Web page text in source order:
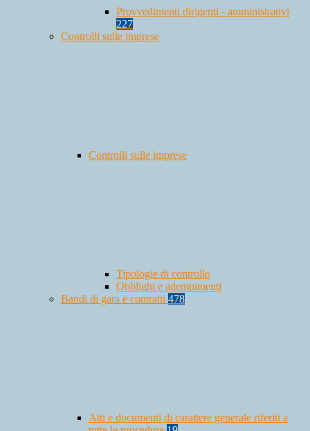
Provvedimenti dirigenti - amministrativi
227
Controlli sulle imprese
Controlli sulle imprese
Tipologie di controllo
Obblighi e adempimenti
Bandi di gara e contratti 478
Atti e documenti di carattere generale riferiti a